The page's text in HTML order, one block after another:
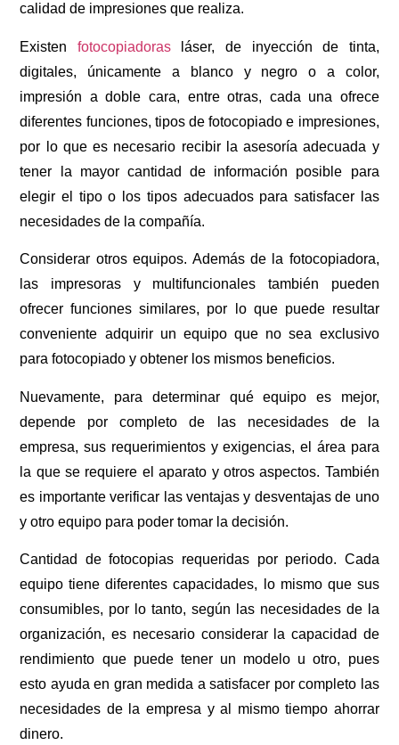
calidad de impresiones que realiza.
Existen fotocopiadorasláser, de inyección de tinta,
digitales, únicamente a blanco y negro o a color,
impresión a doble cara, entre otras, cada una ofrece
diferentes funciones, tipos de fotocopiado e impresiones,
por lo que es necesario recibir la asesoría adecuada y
tener la mayor cantidad de información posible para
elegir el tipo o los tipos adecuados para satisfacer las
necesidades de la compañía.
Considerar otros equipos. Además de la fotocopiadora,
las impresoras y multifuncionales también pueden
ofrecer funciones similares, por lo que puede resultar
conveniente adquirir un equipo que no sea exclusivo
para fotocopiado y obtener los mismos beneficios.
Nuevamente, para determinar qué equipo es mejor,
depende por completo de las necesidades de la
empresa, sus requerimientos y exigencias, el área para
la que se requiere el aparato y otros aspectos. También
es importante verificar las ventajas y desventajas de uno
y otro equipo para poder tomar la decisión.
Cantidad de fotocopias requeridas por periodo. Cada
equipo tiene diferentes capacidades, lo mismo que sus
consumibles, por lo tanto, según las necesidades de la
organización, es necesario considerar la capacidad de
rendimiento que puede tener un modelo u otro, pues
esto ayuda en gran medida a satisfacer por completo las
necesidades de la empresa y al mismo tiempo ahorrar
dinero.